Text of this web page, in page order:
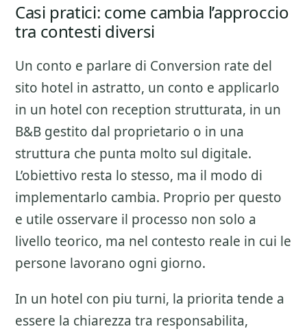
Casi pratici: come cambia l’approccio
tra contesti diversi
Un conto e parlare di Conversion rate del
sito hotel in astratto, un conto e applicarlo
in un hotel con reception strutturata, in un
B&B gestito dal proprietario o in una
struttura che punta molto sul digitale.
L’obiettivo resta lo stesso, ma il modo di
implementarlo cambia. Proprio per questo
e utile osservare il processo non solo a
livello teorico, ma nel contesto reale in cui le
persone lavorano ogni giorno.
In un hotel con piu turni, la priorita tende a
essere la chiarezza tra responsabilita,